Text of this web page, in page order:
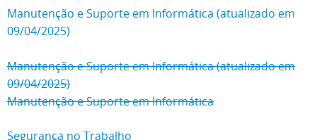
Manutenção e Suporte em Informática (atualizado em
09/04/2025)
Manutenção e Suporte em Informática (atualizado em
09/04/2025)
Manutenção e Suporte em Informática
Segurança no Trabalho